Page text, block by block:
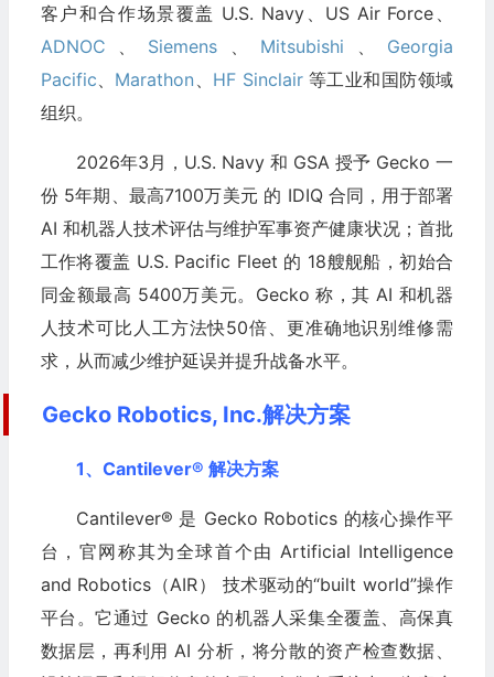
客户和合作场景覆盖 U.S. Navy、US Air Force、
ADNOC
Siemens Mitsubishi
Georgia
Pacific
Marathon HF Sinclair等工业和国防领域
组织。
2026年3月，U.S. Navy 和 GSA 授予 Gecko 一
份 5年期、最高7100万美元 的 IDIQ 合同，用于部署
AI 和机器人技术评估与维护军事资产健康状况；首批
工作将覆盖 U.S. Pacific Fleet 的 18艘舰船，初始合
同金额最高 5400万美元。Gecko 称，其 AI 和机器
人技术可比人工方法快50倍、更准确地识别维修需
求，从而减少维护延误并提升战备水平。
Gecko Robotics, Inc.解决方案
1、Cantilever® 解决方案
Cantilever® 是 Gecko Robotics 的核心操作平
台，官网称其为全球首个由 Artificial Intelligence
and Robotics（AIR） 技术驱动的“built world”操作
平台。它通过 Gecko 的机器人采集全覆盖、高保真
数据层，再利用 AI 分析，将分散的资产检查数据、